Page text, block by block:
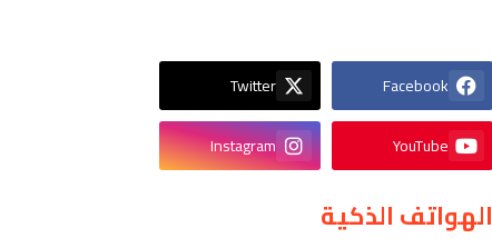
Facebook
Twitter
YouTube
Instagram
الهواتف الذكية